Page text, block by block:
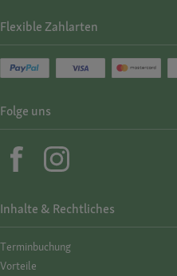
Inhalte & Rechtliches
Termin­buchung
Vorteile
Flexible Zahlarten
Folge uns